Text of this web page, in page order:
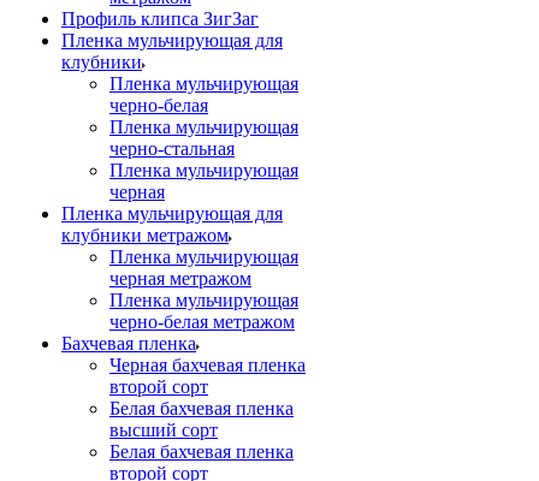
Профиль клипса ЗигЗаг
Пленка мульчирующая для
клубники
Пленка мульчирующая
черно-белая
Пленка мульчирующая
черно-стальная
Пленка мульчирующая
черная
Пленка мульчирующая для
клубники метражом
Пленка мульчирующая
черная метражом
Пленка мульчирующая
черно-белая метражом
Бахчевая пленка
Черная бахчевая пленка
второй сорт
Белая бахчевая пленка
высший сорт
Белая бахчевая пленка
второй сорт